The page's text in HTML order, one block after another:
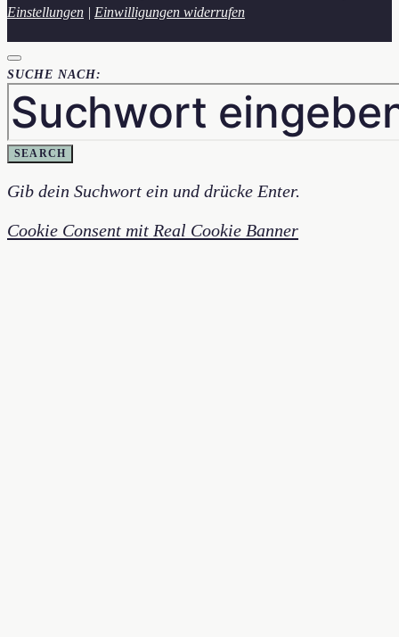
Einstellungen | Einwilligungen widerrufen
SUCHE NACH:
SEARCH
Gib dein Suchwort ein und drücke Enter.
Cookie Consent mit Real Cookie Banner